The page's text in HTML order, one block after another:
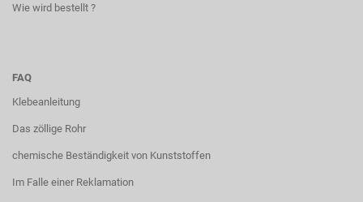
Wie wird bestellt ?
FAQ
Klebeanleitung
Das zöllige Rohr
chemische Beständigkeit von Kunststoffen
Im Falle einer Reklamation